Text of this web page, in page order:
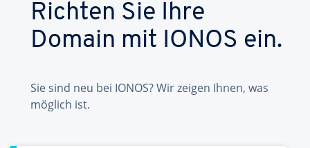
Richten Sie Ihre
Domain mit IONOS ein.
Sie sind neu bei IONOS? Wir zeigen Ihnen, was
möglich ist.